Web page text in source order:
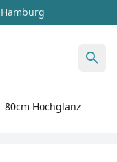
80cm Hochglanz